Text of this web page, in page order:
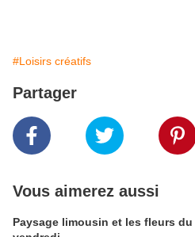
#Loisirs créatifs
Partager
Vous aimerez aussi
Paysage limousin et les fleurs du